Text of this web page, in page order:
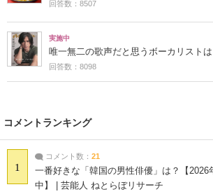
回答数：8507
実施中
唯一無二の歌声だと思うボーカリストは
回答数：8098
コメントランキング
1
コメント数： 21
一番好きな「韓国の男性俳優」は？【2026
中】 | 芸能人 ねとらぼリサーチ